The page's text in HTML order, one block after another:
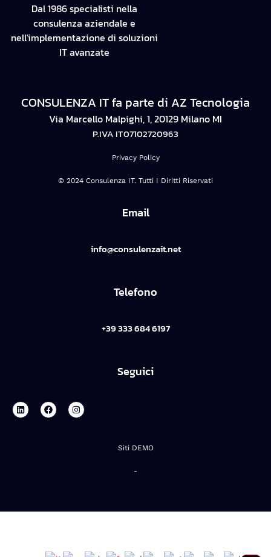
Dal 1986 specialisti nella
consulenza aziendale e
nell'implementazione di soluzioni
IT avanzate
CONSULENZA IT fa parte di AZ Tecnologia
Via Marcello Malpighi, 1, 20129 Milano MI
P.IVA IT07102720963
Privacy Policy
© 2024 Consulenza IT. Tutti I Diritti Riservati
Email
info@consulenzait.net
Telefono
+39 333 684 6197
Seguici
Siti DEMO
-